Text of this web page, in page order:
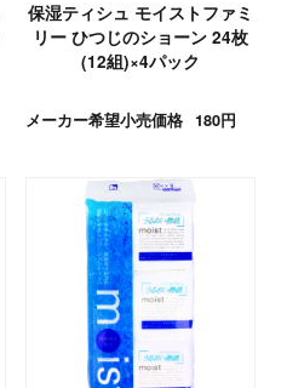
保湿ティシュ モイストファミ
リー ひつじのショーン 24枚
(12組)×4パック
メーカー希望小売価格 180円